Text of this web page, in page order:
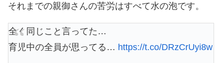
それまでの親御さんの苦労はすべて水の泡です。
全く同じこと言ってた…
育児中の全員が思ってる… https://t.co/DRzCrUyi8w